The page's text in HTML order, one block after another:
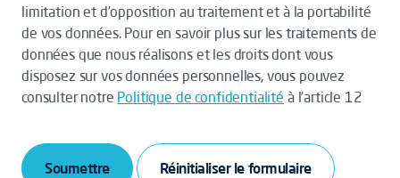
limitation et d’opposition au traitement et à la portabilité
de vos données. Pour en savoir plus sur les traitements de
données que nous réalisons et les droits dont vous
disposez sur vos données personnelles, vous pouvez
consulter notre Politique de confidentialité à l’article 12
Soumettre